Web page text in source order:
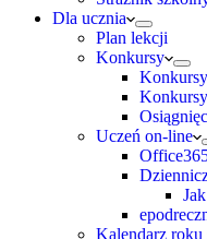
Dla ucznia
Plan lekcji
Konkursy
Uczeń on-line
Kalendarz roku